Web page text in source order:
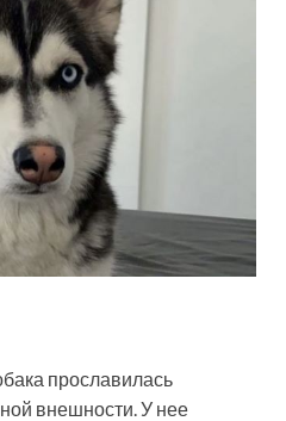
прославилась
внешности. У нее